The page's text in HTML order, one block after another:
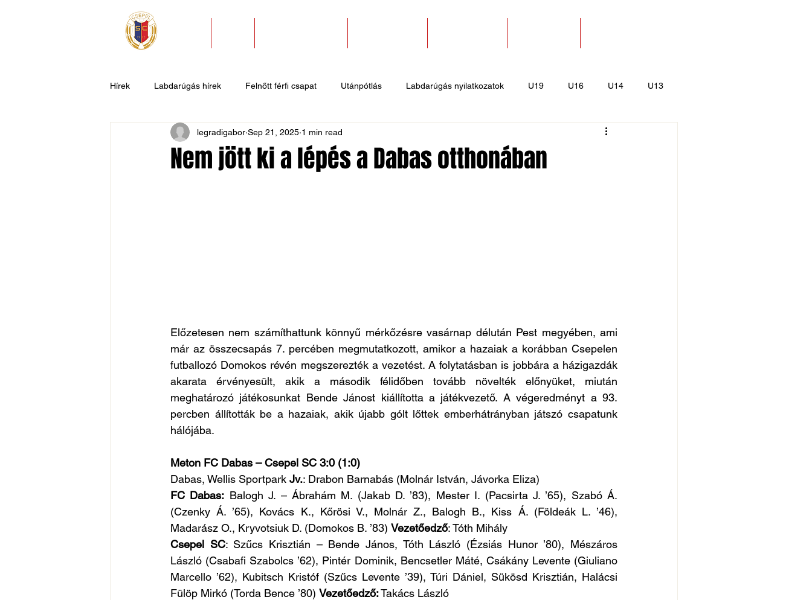
Hírek Labdarúgás hírek Felnőtt férfi csapat Utánpótlás Labdarúgás nyilatkozatok U19 U16 U14 U13
U9 U7 Evezős hírek Sportlövő hírek Kajak-Kenu
Nem jött ki a lépés a Dabas otthonában
legradigabor Sep 21, 2025 1 min read
Előzetesen nem számíthattunk könnyű mérkőzésre vasárnap délután Pest megyében, ami
már az összecsapás 7. percében megmutatkozott, amikor a hazaiak a korábban Csepelen
futballozó Domokos révén megszerezték a vezetést. A folytatásban is jobbára a házigazdák
akarata érvényesült, akik a második félidőben tovább növelték előnyüket, miután
meghatározó játékosunkat Bende Jánost kiállította a játékvezető. A végeredményt a 93.
percben állították be a hazaiak, akik újabb gólt lőttek emberhátrányban játszó csapatunk
hálójába.
Meton FC Dabas – Csepel SC 3:0 (1:0)
Dabas, Wellis Sportpark Jv.: Drabon Barnabás (Molnár István, Jávorka Eliza)
FC Dabas: Balogh J. – Ábrahám M. (Jakab D. ’83), Mester I. (Pacsirta J. ’65), Szabó Á.
(Czenky Á. ’65), Kovács K., Kőrösi V., Molnár Z., Balogh B., Kiss Á. (Földeák L. ’46),
Madarász O., Kryvotsiuk D. (Domokos B. ’83) Vezetőedző: Tóth Mihály
Csepel SC: Szűcs Krisztián – Bende János, Tóth László (Ézsiás Hunor ’80), Mészáros
László (Csabafi Szabolcs ’62), Pintér Dominik, Bencsetler Máté, Csákány Levente (Giuliano
Marcello ’62), Kubitsch Kristóf (Szűcs Levente ’39), Túri Dániel, Sükösd Krisztián, Halácsi
Fülöp Mirkó (Torda Bence ’80) Vezetőedző: Takács László